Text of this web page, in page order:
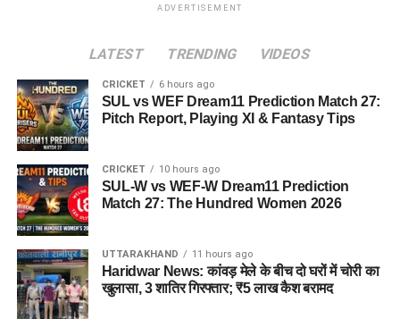
ADVERTISEMENT
LATEST TRENDING VIDEOS
CRICKET 6 hours ago
SUL vs WEF Dream11 Prediction Match 27:
Pitch Report, Playing XI & Fantasy Tips
CRICKET 10 hours ago
SUL-W vs WEF-W Dream11 Prediction
Match 27: The Hundred Women 2026
UTTARAKHAND 11 hours ago
Haridwar News: कांवड़ मेले के बीच दो घरों में चोरी का
खुलासा, 3 शातिर गिरफ्तार; ₹5 लाख कैश बरामद